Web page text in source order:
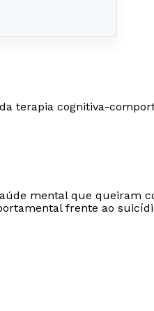
terapia cognitiva-
mental que queiram
frente ao